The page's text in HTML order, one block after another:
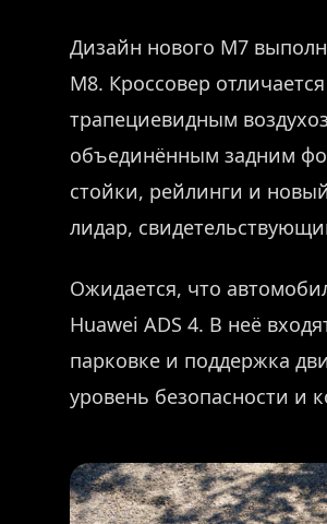
Дизайн нового M7
M8. Кроссовер
трапециевидным
объединённым задним
стойки, рейлинги и
лидар,
Ожидается, что
Huawei ADS 4. В неё
парковке и поддержка
уровень безопасности и